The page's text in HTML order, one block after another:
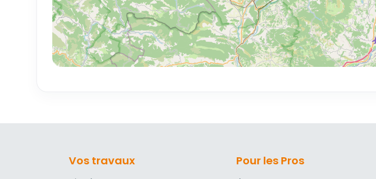
Vos travaux Pour les Pros